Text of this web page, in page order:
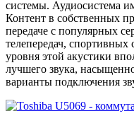
системы. Аудиосистема
Контент в собственных
передаче с популярных
телепередач, спортивных
уровня этой акустики
лучшего звука,
варианты подключения